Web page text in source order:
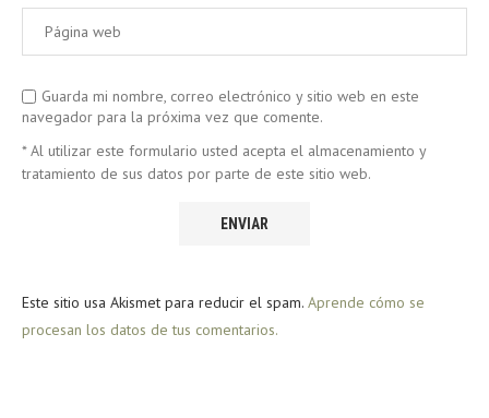
Guarda mi nombre, correo electrónico y sitio web en este
navegador para la próxima vez que comente.
* Al utilizar este formulario usted acepta el almacenamiento y
tratamiento de sus datos por parte de este sitio web.
Este sitio usa Akismet para reducir el spam. Aprende cómo se
procesan los datos de tus comentarios.